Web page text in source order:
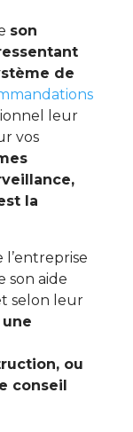
son
de
leur
vos
la
l’entreprise
son aide
selon leur
ou
conseil